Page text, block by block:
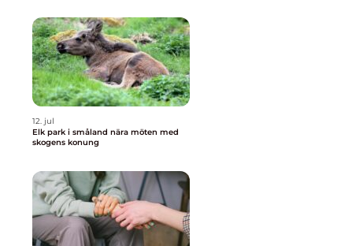
12. jul
Elk park i småland nära möten med
skogens konung